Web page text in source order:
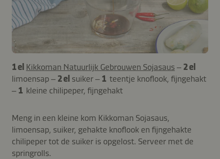
1 el Kikkoman Natuurlijk Gebrouwen Sojasaus – 2 el
limoensap – 2 el suiker – 1 teentje knoflook, fijngehakt
– 1 kleine chilipeper, fijngehakt
Meng in een kleine kom Kikkoman Sojasaus,
limoensap, suiker, gehakte knoflook en fijngehakte
chilipeper tot de suiker is opgelost. Serveer met de
springrolls.